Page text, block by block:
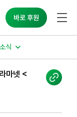
바로 후원
식
마넷 <